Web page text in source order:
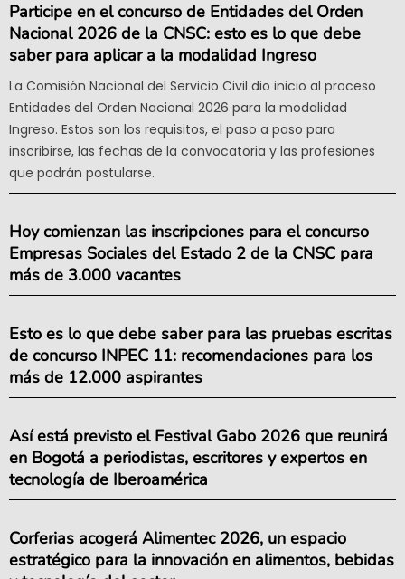
Participe en el concurso de Entidades del Orden
Nacional 2026 de la CNSC: esto es lo que debe
saber para aplicar a la modalidad Ingreso
La Comisión Nacional del Servicio Civil dio inicio al proceso
Entidades del Orden Nacional 2026 para la modalidad
Ingreso. Estos son los requisitos, el paso a paso para
inscribirse, las fechas de la convocatoria y las profesiones
que podrán postularse.
Hoy comienzan las inscripciones para el concurso
Empresas Sociales del Estado 2 de la CNSC para
más de 3.000 vacantes
Esto es lo que debe saber para las pruebas escritas
de concurso INPEC 11: recomendaciones para los
más de 12.000 aspirantes
Así está previsto el Festival Gabo 2026 que reunirá
en Bogotá a periodistas, escritores y expertos en
tecnología de Iberoamérica
Corferias acogerá Alimentec 2026, un espacio
estratégico para la innovación en alimentos, bebidas